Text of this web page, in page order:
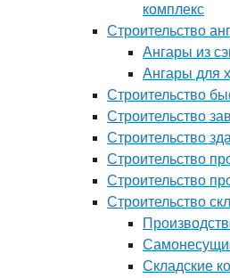
комплекс
Строительство
Ангары из
Ангары для
Строительство
Строительство
Строительство
Строительство
Строительство
Строительство
Складские